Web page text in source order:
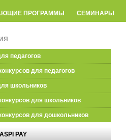
ПРОГРАММЫ СЕМИНАРЫ
педагогов
для педагогов
школьников
для школьников
для дошкольников
PAY